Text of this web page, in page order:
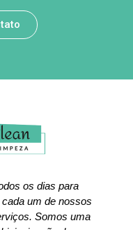
os dias para
um de nossos
Somos uma